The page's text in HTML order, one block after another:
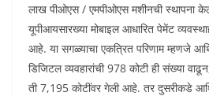
लाख पीओएस / एमपीओएस मशीनची स्थापना
यूपीआयसारख्या मोबाइल आधारित पेमेंट
आहे. या सगळ्याचा एकत्रित परिणाम म्हणजे
डिजिटल व्यवहारांची 978 कोटी ही संख्या
ती 7,195 कोटींवर गेली आहे. तर दुसरीकडे